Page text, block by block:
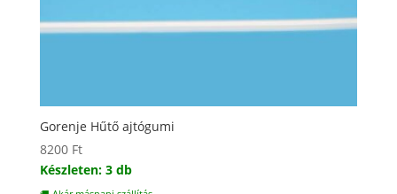
Gorenje Hűtő ajtógumi
8200 Ft
Készleten: 3 db